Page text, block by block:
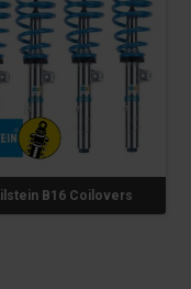
B16 Coilovers